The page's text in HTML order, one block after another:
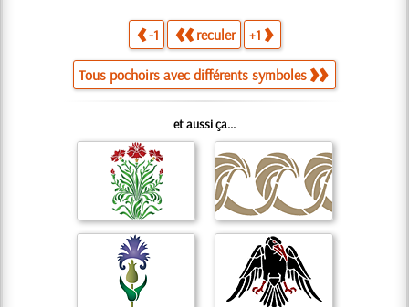
-1 reculer +1
Tous pochoirs avec différents symboles
et aussi ça...